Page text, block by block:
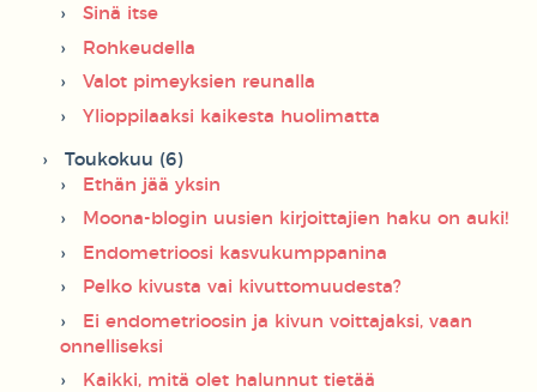
Sinä itse
Rohkeudella
Valot pimeyksien reunalla
Ylioppilaaksi kaikesta huolimatta
Toukokuu (6)
Ethän jää yksin
Moona-blogin uusien kirjoittajien haku on auki!
Endometrioosi kasvukumppanina
Pelko kivusta vai kivuttomuudesta?
Ei endometrioosin ja kivun voittajaksi, vaan
onnelliseksi
Kaikki, mitä olet halunnut tietää